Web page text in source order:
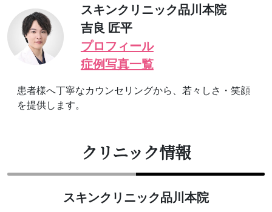
スキンクリニック品川本院
吉良 匠平
プロフィール
症例写真一覧
患者様へ丁寧なカウンセリングから、若々しさ・笑顔
を提供します。
クリニック情報
スキンクリニック品川本院